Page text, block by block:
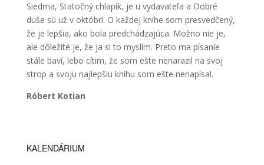
Siedma, Statočný chlapík, je u vydavateľa a Dobré
duše sú už v októbri. O každej knihe som presvedčený,
že je lepšia, ako bola predchádzajúca. Možno nie je,
ale dôležité je, že ja si to myslím. Preto ma písanie
stále baví, lebo cítim, že som ešte nenarazil na svoj
strop a svoju najlepšiu knihu som ešte nenapísal.
Róbert Kotian
KALENDÁRIUM